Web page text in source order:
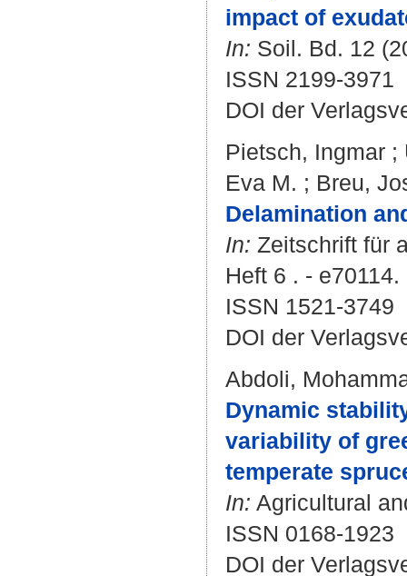
impact of
In: Soil. Bd. 12
ISSN 2199-3971
DOI der
Pietsch, Ingmar ;
Eva M. ; Breu,
Delamination
In: Zeitschrift für
Heft 6 . - e70114.
ISSN 1521-3749
DOI der
Abdoli,
Dynamic
variability of
temperate
In: Agricultural
ISSN 0168-1923
DOI der